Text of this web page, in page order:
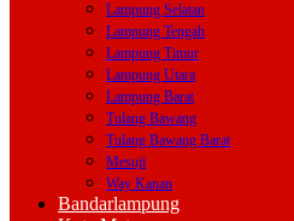
Lampung Selatan
Lampung Tengah
Lampung Timur
Lampung Utara
Lampung Barat
Tulang Bawang
Tulang Bawang Barat
Mesuji
Way Kanan
Bandarlampung